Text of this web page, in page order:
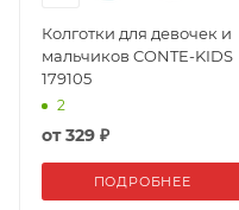
Колготки для девочек и
мальчиков CONTE-KIDS
179105
2
от329 ₽
ПОДРОБНЕЕ